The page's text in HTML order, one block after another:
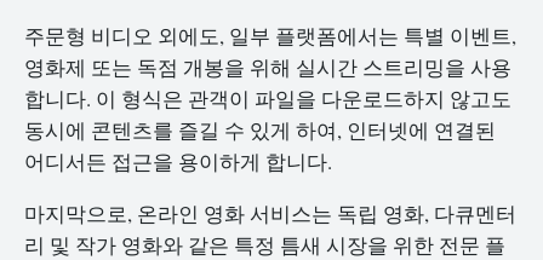
주문형 비디오 외에도, 일부 플랫폼에서는 특별 이벤트,
영화제 또는 독점 개봉을 위해 실시간 스트리밍을 사용
합니다. 이 형식은 관객이 파일을 다운로드하지 않고도
동시에 콘텐츠를 즐길 수 있게 하여, 인터넷에 연결된
어디서든 접근을 용이하게 합니다.
마지막으로, 온라인 영화 서비스는 독립 영화, 다큐멘터
리 및 작가 영화와 같은 특정 틈새 시장을 위한 전문 플